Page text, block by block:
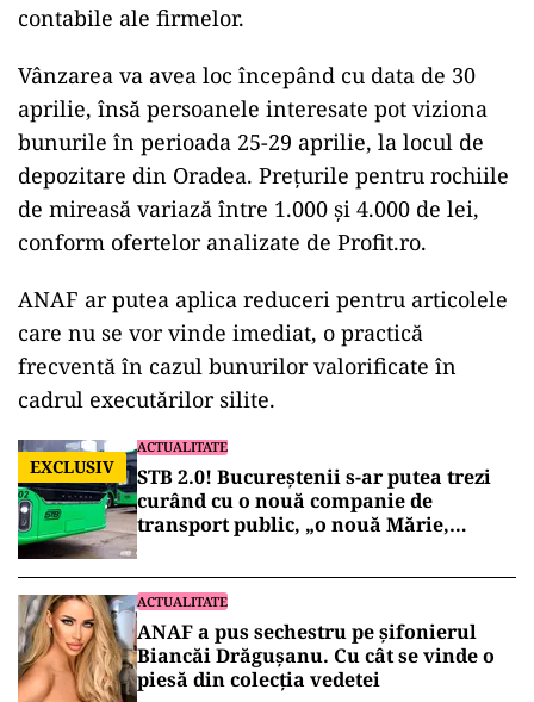
contabile ale firmelor.
Vânzarea va avea loc începând cu data de 30
aprilie, însă persoanele interesate pot viziona
bunurile în perioada 25-29 aprilie, la locul de
depozitare din Oradea. Prețurile pentru rochiile
de mireasă variază între 1.000 și 4.000 de lei,
conform ofertelor analizate de Profit.ro.
ANAF ar putea aplica reduceri pentru articolele
care nu se vor vinde imediat, o practică